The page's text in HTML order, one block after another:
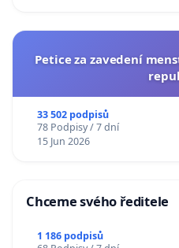
Petice za zavedení
33 502 podpisů
78 Podpisy / 7 dní
15 Jun 2026
Chceme svého ředitele
1 186 podpisů